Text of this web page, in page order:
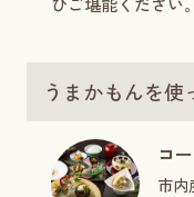
うまかもんを
コ
市内